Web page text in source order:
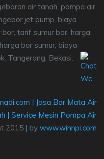
air tanah, pompa air
jet pump, biaya
tarif sumur bor, harga
bor sumur, biaya
Tangerang, Bekasi.
| Jasa Bor Mata Air
| Service Mesin Pompa Air
2015 | by www.winnpi.com